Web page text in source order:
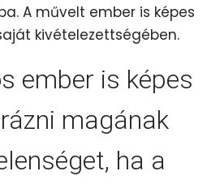
A művelt ember is képes
kivételezettségében.
ember is képes
magának
ha a